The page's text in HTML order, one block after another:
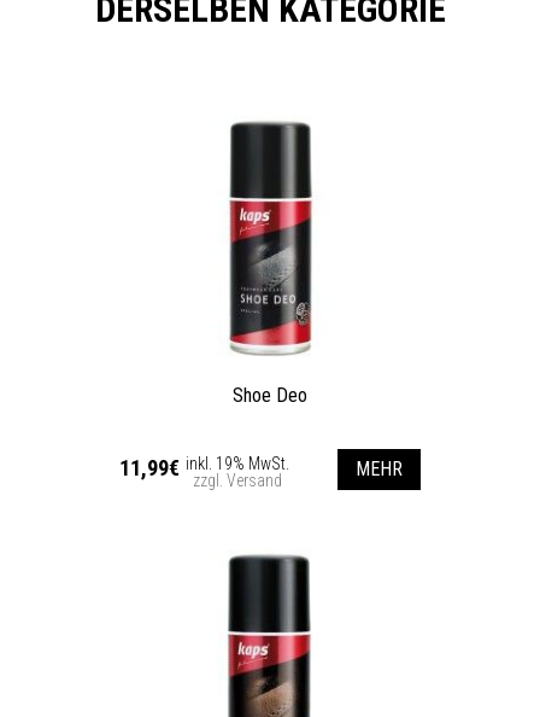
DERSELBEN KATEGORIE
Shoe Deo
11,99€ inkl. 19% MwSt.
zzgl. Versand
MEHR